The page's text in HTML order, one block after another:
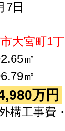
7日
大宮町1
㎡
㎡
万円
構工事費